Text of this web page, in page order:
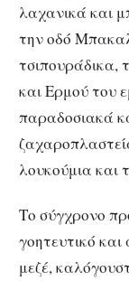
λαχανικά και
την οδό
τσιπουράδικα,
και Ερμού του
παραδοσιακά
λουκούμια και
Το σύγχρονο
γοητευτικό
μεζέ,